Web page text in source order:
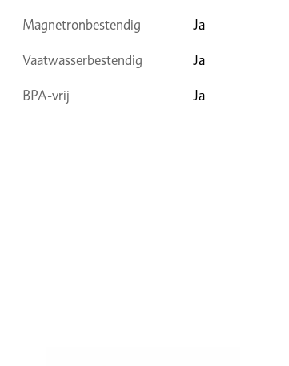
Magnetronbestendig Ja
Vaatwasserbestendig Ja
BPA-vrij Ja